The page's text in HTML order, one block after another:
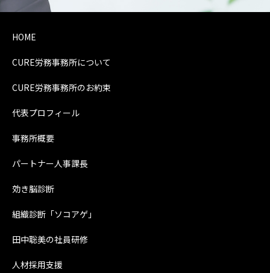
HOME
CURE労務事務所について
CURE労務事務所のお約束
代表プロフィール
事務所概要
パートナー人事課長
効き脳診断
組織診断「ソコアゲ」
田中聡美の社員研修
人材採用支援